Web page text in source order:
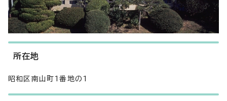
所在地
昭和区南山町1番地の1